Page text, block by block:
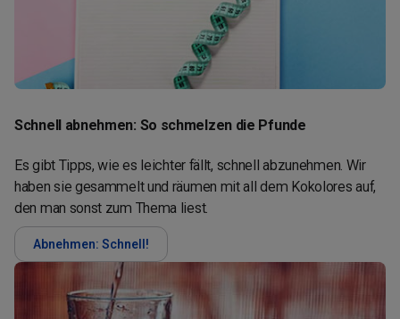
Schnell abnehmen: So schmelzen die Pfunde
Es gibt Tipps, wie es leichter fällt, schnell abzunehmen. Wir
haben sie gesammelt und räumen mit all dem Kokolores auf,
den man sonst zum Thema liest.
Abnehmen: Schnell!